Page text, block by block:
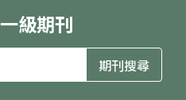
級期刊